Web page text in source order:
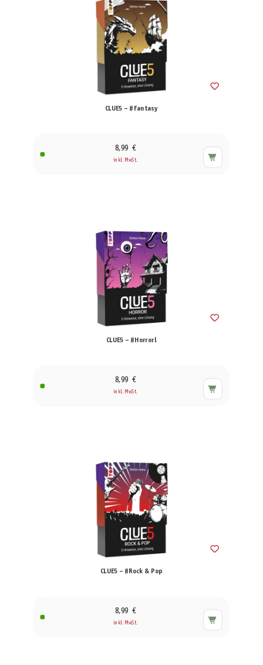
CLUE5 – #Fantasy
8,99 €
inkl. MwSt.
CLUE5 – #Horrorl
8,99 €
inkl. MwSt.
CLUE5 – #Rock & Pop
8,99 €
inkl. MwSt.